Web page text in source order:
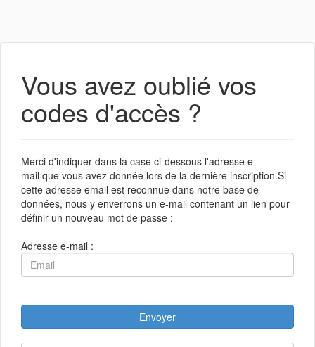
Vous avez oublié vos
codes d'accès ?
Merci d'indiquer dans la case ci-dessous l'adresse e-
mail que vous avez donnée lors de la dernière inscription.Si
cette adresse email est reconnue dans notre base de
données, nous y enverrons un e-mail contenant un lien pour
définir un nouveau mot de passe :
Adresse e-mail :
Envoyer